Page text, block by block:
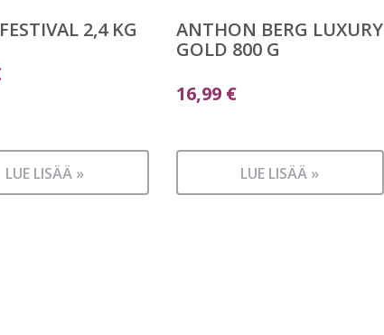
2,4 KG
LUE LISÄÄ »
ANTHON BERG LUXURY
GOLD 800 G
16,99 €
LUE LISÄÄ »